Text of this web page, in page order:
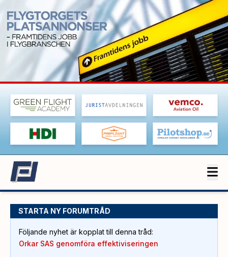
STARTA NY FORUMTRÅD
Följande nyhet är kopplat till denna tråd:
Orkar SAS genomföra effektiviseringen